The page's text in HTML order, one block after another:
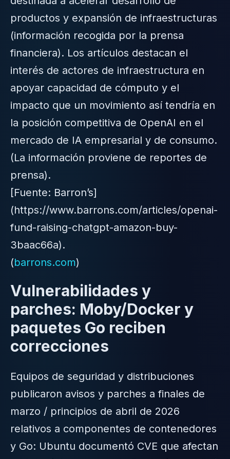
productos y expansión de infraestructuras
(información recogida por la prensa
financiera). Los artículos destacan el
interés de actores de infraestructura en
apoyar capacidad de cómputo y el
impacto que un movimiento así tendría en
la posición competitiva de OpenAI en el
mercado de IA empresarial y de consumo.
(La información proviene de reportes de
prensa).
[Fuente: Barron’s]
(https://www.barrons.com/articles/openai-
fund-raising-chatgpt-amazon-buy-
3baac66a).
(barrons.com)
Vulnerabilidades y
parches: Moby/Docker y
paquetes Go reciben
correcciones
Equipos de seguridad y distribuciones
publicaron avisos y parches a finales de
marzo / principios de abril de 2026
relativos a componentes de contenedores
y Go: Ubuntu documentó CVE que afectan